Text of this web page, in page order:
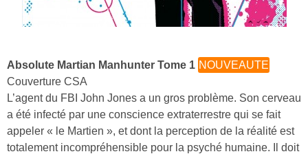
Absolute Martian Manhunter Tome 1 NOUVEAUTE
Couverture CSA
L’agent du FBI John Jones a un gros problème. Son cerveau
a été infecté par une conscience extraterrestre qui se fait
appeler « le Martien », et dont la perception de la réalité est
totalement incompréhensible pour la psyché humaine. Il doit